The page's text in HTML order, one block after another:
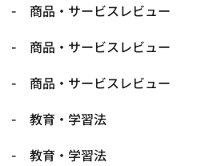
商品・サービスレビュー
商品・サービスレビュー
商品・サービスレビュー
教育・学習法
教育・学習法